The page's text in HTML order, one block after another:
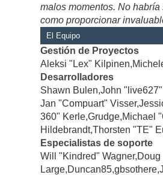
malos momentos. No
como proporcionar
El Equipo
Gestión de Proyectos
Aleksi "Lex"
Desarrolladores
Shawn Bulen,John
Jan "Compuart"
360" Kerle,Grudge,Michael
Hildebrandt,Thorsten "TE"
Especialistas de soporte
Will "Kindred"